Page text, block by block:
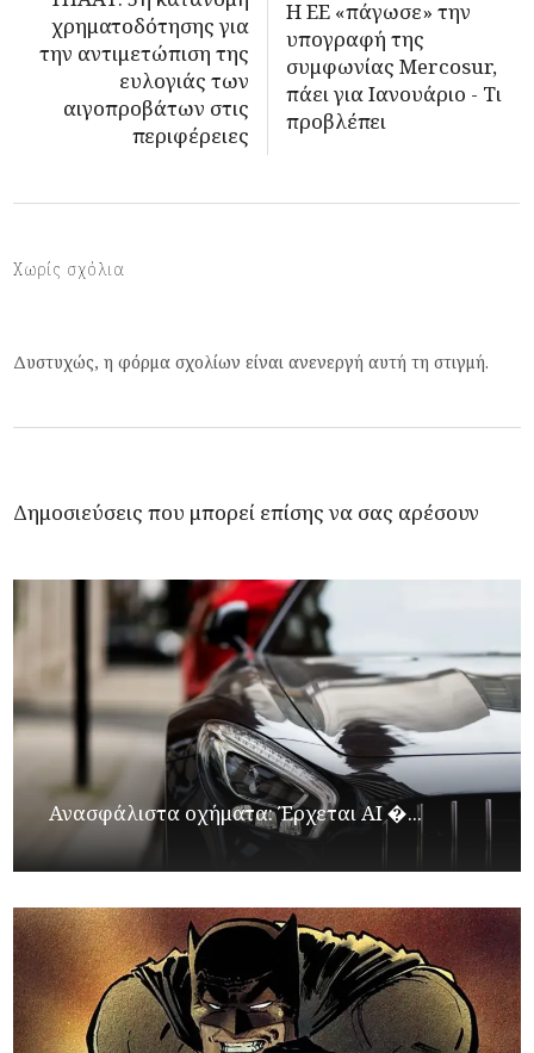
χρηματοδότησης για
την αντιμετώπιση της
ευλογιάς των
αιγοπροβάτων στις
περιφέρειες
Η ΕΕ «πάγωσε» την
υπογραφή της
συμφωνίας Mercosur,
πάει για Ιανουάριο - Τι
προβλέπει
Χωρίς σχόλια
Δυστυχώς, η φόρμα σχολίων είναι ανενεργή αυτή τη στιγμή.
Δημοσιεύσεις που μπορεί επίσης να σας αρέσουν
Ανασφάλιστα οχήματα: Έρχεται ΑΙ �...